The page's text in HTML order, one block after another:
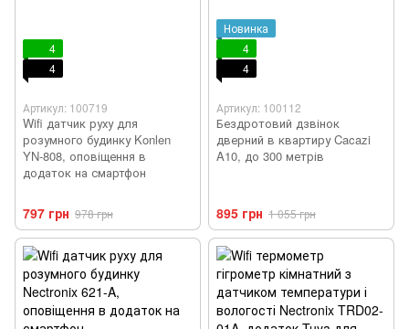
4
4
Артикул: 100719
Wifi датчик руху для
розумного будинку Konlen
YN-808, оповіщення в
додаток на смартфон
797 грн 978 грн
Новинка
4
4
Артикул: 100112
Бездротовий дзвінок
дверний в квартиру Cacazi
A10, до 300 метрів
895 грн 1 055 грн